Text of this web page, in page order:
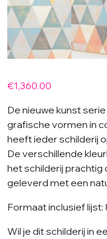
€1,360.00
De nieuwe kunst
grafische vormen in
heeft ieder schilderij
De verschillende
het schilderij
geleverd met een
Formaat inclusief
Wil je dit schilderij in